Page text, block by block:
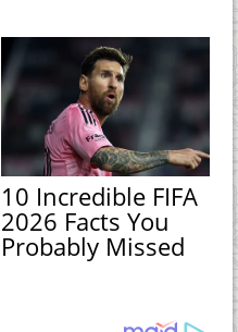
10 Incredible FIFA
2026 Facts You
Probably Missed